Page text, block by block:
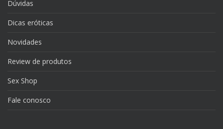
Dúvidas
Dicas eróticas
Novidades
Review de produtos
Sex Shop
Fale conosco